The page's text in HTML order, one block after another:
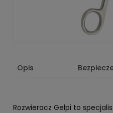
Opis
Rozwieracz Gelpi to